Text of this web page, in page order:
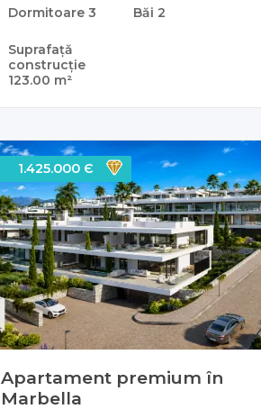
Dormitoare 3 Băi 2
Suprafață
construcție
123.00 m²
1.425.000 Є
Apartament premium în
Marbella